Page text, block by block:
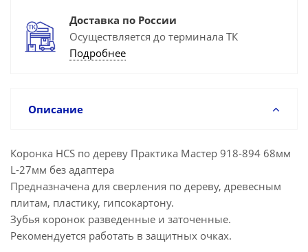
Доставка по России
Осуществляется до терминала ТК
Подробнее
Описание
Коронка HCS по дереву Практика Мастер 918-894 68мм
L-27мм без адаптера
Предназначена для сверления по дереву, древесным
плитам, пластику, гипсокартону.
Зубья коронок разведенные и заточенные.
Рекомендуется работать в защитных очках.